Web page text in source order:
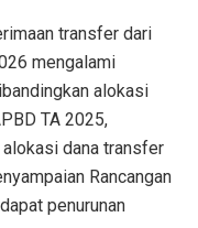
transfer dari
mengalami
alokasi
TA 2025,
dana transfer
Rancangan
penurunan